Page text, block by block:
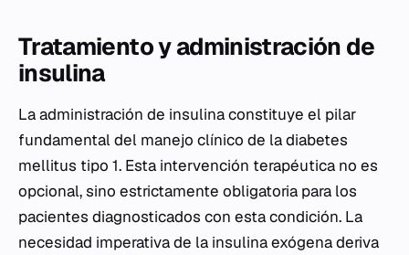
Tratamiento y administración de
insulina
La administración de insulina constituye el pilar
fundamental del manejo clínico de la diabetes
mellitus tipo 1. Esta intervención terapéutica no es
opcional, sino estrictamente obligatoria para los
pacientes diagnosticados con esta condición. La
necesidad imperativa de la insulina exógena deriva